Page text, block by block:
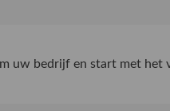
uw bedrijf en start met het